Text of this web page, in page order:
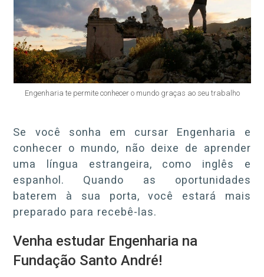
Engenharia te permite conhecer o mundo graças ao seu trabalho
Se você sonha em cursar Engenharia e
conhecer o mundo, não deixe de aprender
uma língua estrangeira, como inglês e
espanhol. Quando as oportunidades
baterem à sua porta, você estará mais
preparado para recebê-las.
Venha estudar Engenharia na
Fundação Santo André!